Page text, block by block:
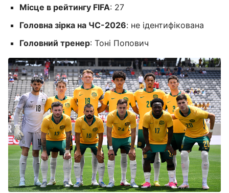
Місце в рейтингу FIFA: 27
Головна зірка на ЧС-2026: не ідентифікована
Головний тренер: Тоні Попович